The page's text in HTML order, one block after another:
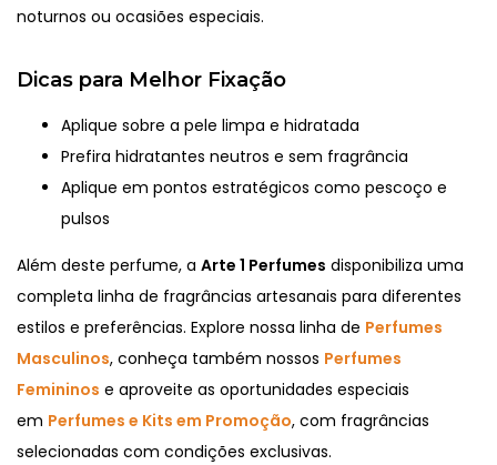
noturnos ou ocasiões especiais.
Dicas para Melhor Fixação
Aplique sobre a pele limpa e hidratada
Prefira hidratantes neutros e sem fragrância
Aplique em pontos estratégicos como pescoço e
pulsos
Além deste perfume, a Arte 1 Perfumes disponibiliza uma
completa linha de fragrâncias artesanais para diferentes
estilos e preferências. Explore nossa linha de Perfumes
Masculinos, conheça também nossos Perfumes
Femininos e aproveite as oportunidades especiais
em Perfumes e Kits em Promoção, com fragrâncias
selecionadas com condições exclusivas.